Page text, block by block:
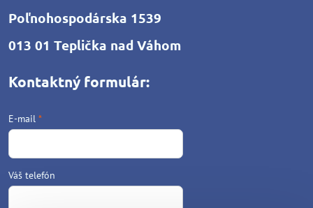
Poľnohospodárska 1539
013 01 Teplička nad Váhom
Kontaktný formulár:
E-mail *
Váš telefón